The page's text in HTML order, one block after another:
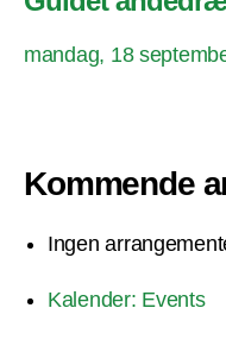
mandag, 18
Kommende
Ingen
Kalender: Events